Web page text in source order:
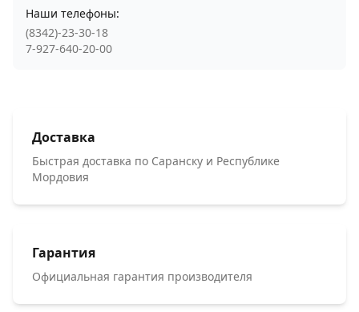
Наши телефоны:
(8342)-23-30-18
7-927-640-20-00
Доставка
Быстрая доставка по Саранску и Республике
Мордовия
Гарантия
Официальная гарантия производителя